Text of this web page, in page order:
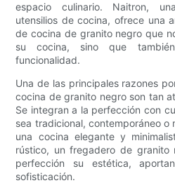
espacio culinario. Naitron,
utensilios de cocina, ofrece una
de cocina de granito negro que
su cocina, sino que
funcionalidad.
Una de las principales razones
cocina de granito negro son tan
Se integran a la perfección con
sea tradicional, contemporáneo o
una cocina elegante y
rústico, un fregadero de granito
perfección su estética,
sofisticación.